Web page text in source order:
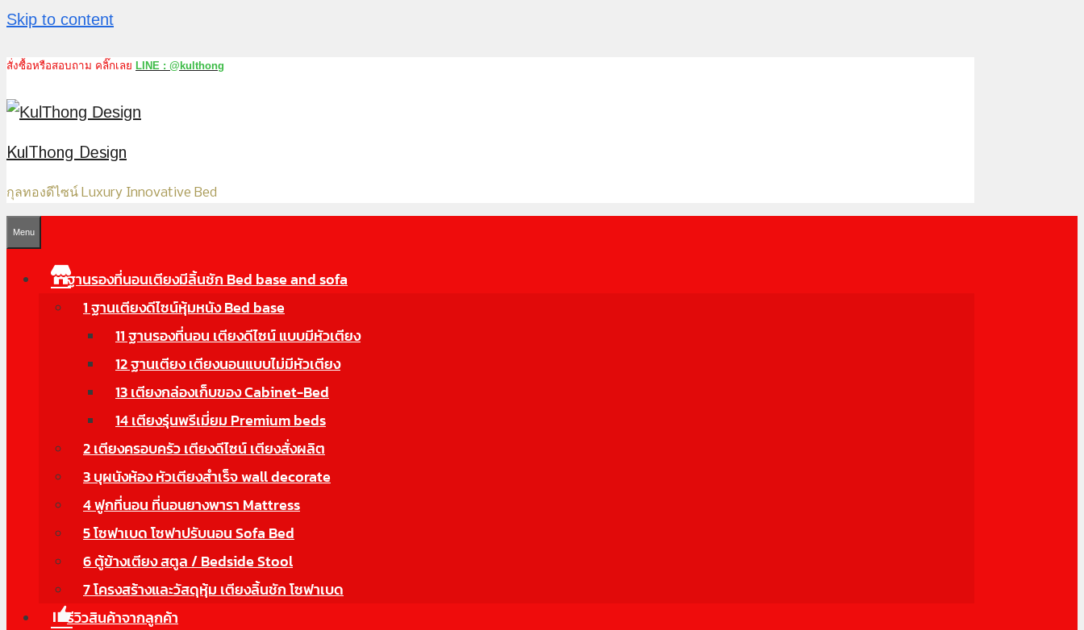
Skip to content
สั่งซื้อหรือสอบถาม คลิ๊กเลย LINE : @kulthong
KulThong Design
กุลทองดีไซน์ Luxury Innovative Bed
Menu
ฐานรองที่นอนเตียงมีลิ้นชัก Bed base and sofa
1 ฐานเตียงดีไซน์หุ้มหนัง Bed base
11 ฐานรองที่นอน เตียงดีไซน์ แบบมีหัวเตียง
12 ฐานเตียง เตียงนอนแบบไม่มีหัวเตียง
13 เตียงกล่องเก็บของ Cabinet-Bed
14 เตียงรุ่นพรีเมี่ยม Premium beds
2 เตียงครอบครัว เตียงดีไซน์ เตียงสั่งผลิต
3 บุผนังห้อง หัวเตียงสำเร็จ wall decorate
4 ฟูกที่นอน ที่นอนยางพารา Mattress
5 โซฟาเบด โซฟาปรับนอน Sofa Bed
6 ตู้ข้างเตียง สตูล / Bedside Stool
7 โครงสร้างและวัสดุหุ้ม เตียงลิ้นชัก โซฟาเบด
รีวิวสินค้าจากลูกค้า